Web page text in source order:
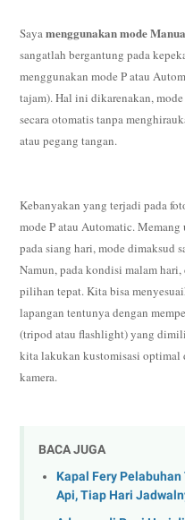
Sayamenggunakan mode
sangatlah bergantung pada
menggunakan mode P atau
tajam). Hal ini dikarenakan,
secara otomatis tanpa
atau pegang tangan.
Kebanyakan yang terjadi pada
mode P atau Automatic.
pada siang hari, mode dimaksud
Namun, pada kondisi malam
pilihan tepat. Kita bisa
lapangan tentunya dengan
(tripod atau flashlight) yang
kita lakukan kustomisasi
kamera.
BACA JUGA
Kapal Fery
Api, Tiap Hari